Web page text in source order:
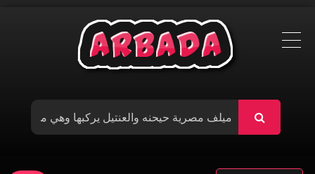
content